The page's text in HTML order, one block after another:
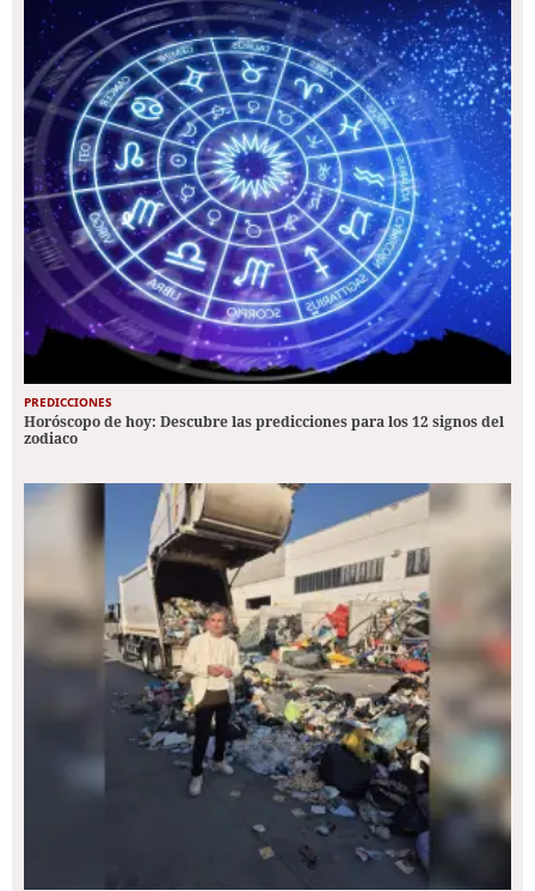
PREDICCIONES
Horóscopo de hoy: Descubre las predicciones para los 12 signos del
zodiaco